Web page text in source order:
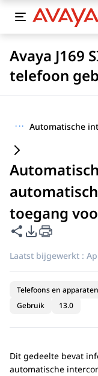
Avaya J169
telefoon
···
toegang
Deze pagina
Opties voor
Laatst bijgewerkt :
Telefoons en apparaten
Gebruik
13.0
Dit gedeelte bevat
automatische